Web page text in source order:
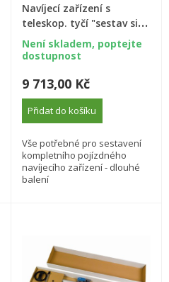
Navíjecí zařízení s
teleskop. tyčí "sestav si
sám", pojízdné, 2,7--4,4m
Není skladem, poptejte
dostupnost
9 713,00 Kč
Přidat do košíku
Vše potřebné pro sestavení
kompletního pojízdného
navíjecího zařízení - dlouhé
balení